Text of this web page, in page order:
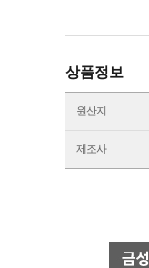
상품정보
원산지
제조사